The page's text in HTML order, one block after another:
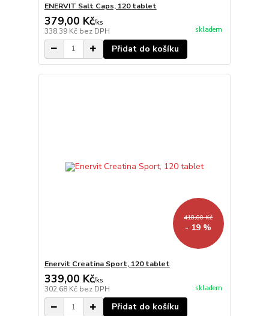
ENERVIT Salt Caps, 120 tablet
379,00 Kč/ks
338,39 Kč bez DPH skladem
Přidat do košíku
418,00 Kč
- 19 %
Enervit Creatina Sport, 120 tablet
339,00 Kč/ks
302,68 Kč bez DPH skladem
Přidat do košíku